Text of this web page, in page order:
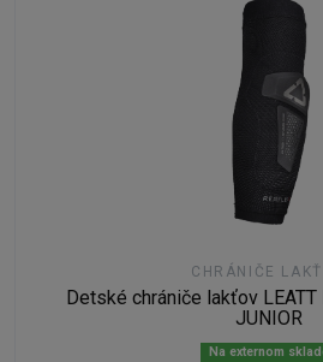
CHRÁNIČE
Detské chrániče lakťov LEATT
JUNIOR
Na externom